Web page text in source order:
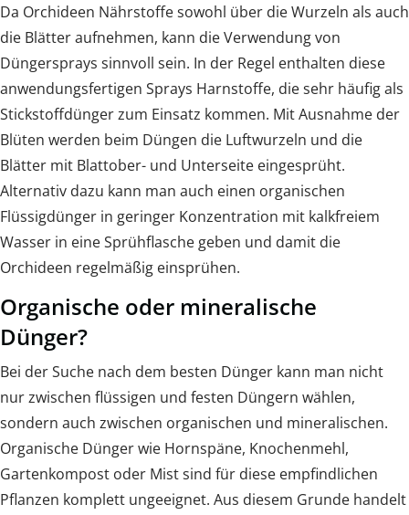
Da Orchideen Nährstoffe sowohl über die Wurzeln als auch
die Blätter aufnehmen, kann die Verwendung von
Düngersprays sinnvoll sein. In der Regel enthalten diese
anwendungsfertigen Sprays Harnstoffe, die sehr häufig als
Stickstoffdünger zum Einsatz kommen. Mit Ausnahme der
Blüten werden beim Düngen die Luftwurzeln und die
Blätter mit Blattober- und Unterseite eingesprüht.
Alternativ dazu kann man auch einen organischen
Flüssigdünger in geringer Konzentration mit kalkfreiem
Wasser in eine Sprühflasche geben und damit die
Orchideen regelmäßig einsprühen.
Organische oder mineralische
Dünger?
Bei der Suche nach dem besten Dünger kann man nicht
nur zwischen flüssigen und festen Düngern wählen,
sondern auch zwischen organischen und mineralischen.
Organische Dünger wie Hornspäne, Knochenmehl,
Gartenkompost oder Mist sind für diese empfindlichen
Pflanzen komplett ungeeignet. Aus diesem Grunde handelt